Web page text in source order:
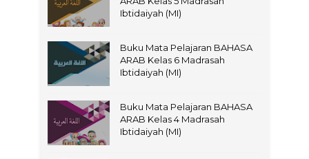
Ibtidaiyah (MI)
Buku Mata Pelajaran BAHASA
ARAB Kelas 6 Madrasah
Ibtidaiyah (MI)
Buku Mata Pelajaran BAHASA
ARAB Kelas 4 Madrasah
Ibtidaiyah (MI)